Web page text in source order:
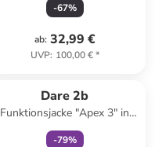
-67%
ab: 32,99 €
UVP: 100,00 €*
Dare 2b
Funktionsjacke "Apex 3" in
Limette
-79%